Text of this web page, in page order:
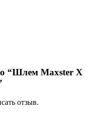
о “Шлем Maxster X
отзыв.